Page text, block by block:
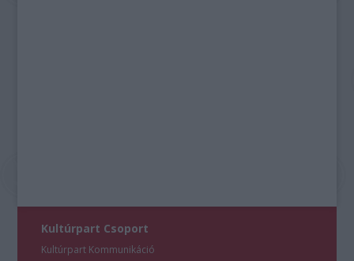
Kultúrpart Csoport
Kultúrpart Kommunikáció